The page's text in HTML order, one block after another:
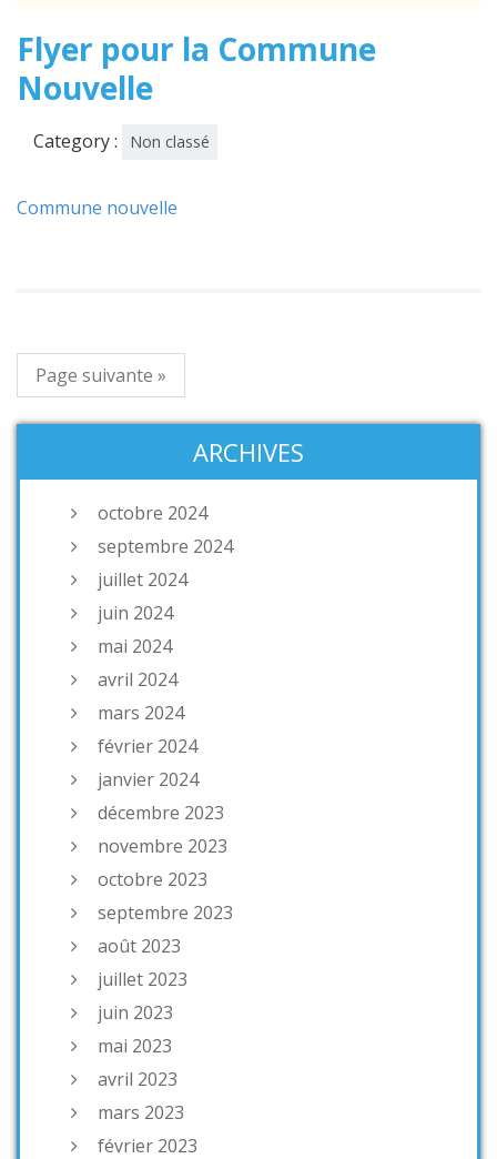
Flyer pour la Commune
Nouvelle
Category : Non classé
Commune nouvelle
Page suivante »
ARCHIVES
octobre 2024
septembre 2024
juillet 2024
juin 2024
mai 2024
avril 2024
mars 2024
février 2024
janvier 2024
décembre 2023
novembre 2023
octobre 2023
septembre 2023
août 2023
juillet 2023
juin 2023
mai 2023
avril 2023
mars 2023
février 2023